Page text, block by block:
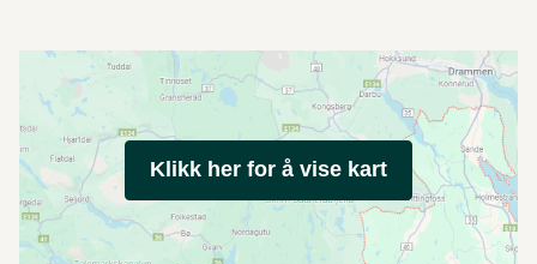
Klikk her for å vise kart